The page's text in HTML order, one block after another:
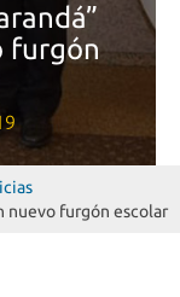
nuevo furgón escolar
furgón